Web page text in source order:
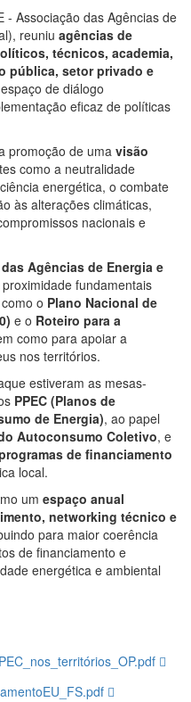
- Associação das Agências de
reuniu agências de
técnicos, academia,
pública, setor privado e
de diálogo
eficaz de políticas
promoção de uma visão
como a neutralidade
energética, o combate
às alterações climáticas,
nacionais e
Agências de Energia e
fundamentais
o Plano Nacional de
e o Roteiro para a
como para apoiar a
nos territórios.
estiveram as mesas-
PPEC (Planos de
de Energia), ao papel
Autoconsumo Coletivo, e
de financiamento
local.
um espaço anual
networking técnico e
para maior coerência
de financiamento e
energética e ambiental